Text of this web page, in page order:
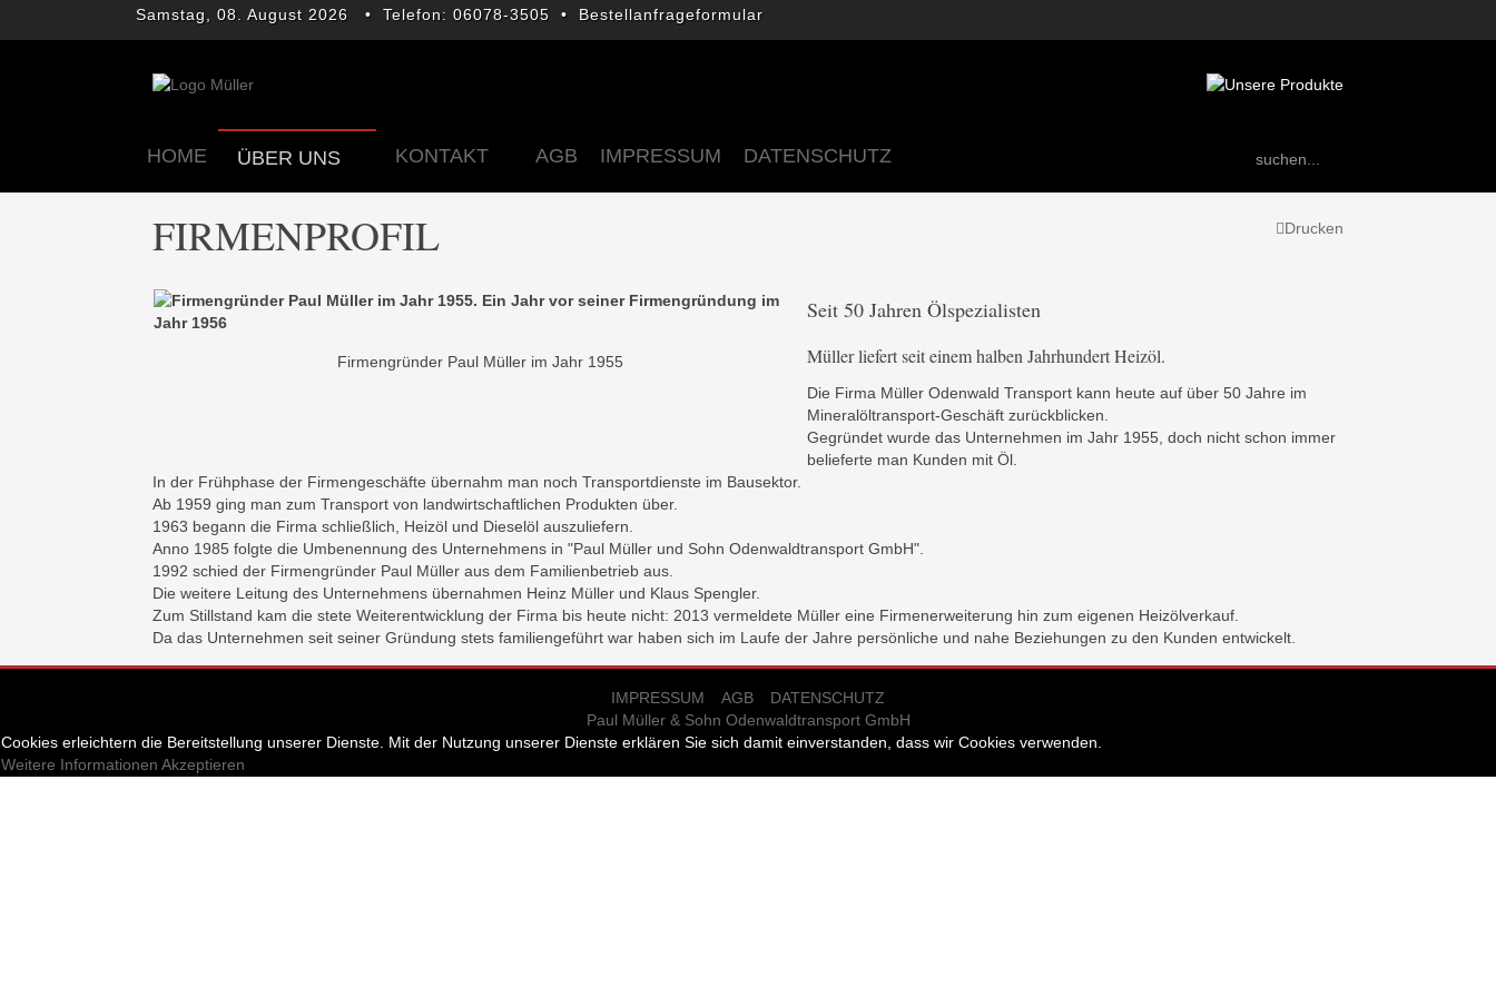
Samstag, 08. August 2026 • Telefon: 06078-3505 • Bestellanfrageformular
HOME ÜBER UNS KONTAKT AGB IMPRESSUM DATENSCHUTZ
Drucken
FIRMENPROFIL
Firmengründer Paul Müller im Jahr 1955
Seit 50 Jahren Ölspezialisten
Müller liefert seit einem halben Jahrhundert Heizöl.
Die Firma Müller Odenwald Transport kann heute auf über 50 Jahre im
Mineralöltransport-Geschäft zurückblicken.
Gegründet wurde das Unternehmen im Jahr 1955, doch nicht schon immer
belieferte man Kunden mit Öl.
In der Frühphase der Firmengeschäfte übernahm man noch Transportdienste im Bausektor.
Ab 1959 ging man zum Transport von landwirtschaftlichen Produkten über.
1963 begann die Firma schließlich, Heizöl und Dieselöl auszuliefern.
Anno 1985 folgte die Umbenennung des Unternehmens in "Paul Müller und Sohn Odenwaldtransport GmbH".
1992 schied der Firmengründer Paul Müller aus dem Familienbetrieb aus.
Die weitere Leitung des Unternehmens übernahmen Heinz Müller und Klaus Spengler.
Zum Stillstand kam die stete Weiterentwicklung der Firma bis heute nicht: 2013 vermeldete Müller eine Firmenerweiterung hin zum eigenen Heizölverkauf.
Da das Unternehmen seit seiner Gründung stets familiengeführt war haben sich im Laufe der Jahre persönliche und nahe Beziehungen zu den Kunden entwickelt.
IMPRESSUM AGB
DATENSCHUTZ
Paul Müller & Sohn Odenwaldtransport GmbH
Cookies erleichtern die Bereitstellung unserer Dienste. Mit der Nutzung unserer Dienste erklären Sie sich damit einverstanden, dass wir Cookies verwenden.
Weitere Informationen Akzeptieren